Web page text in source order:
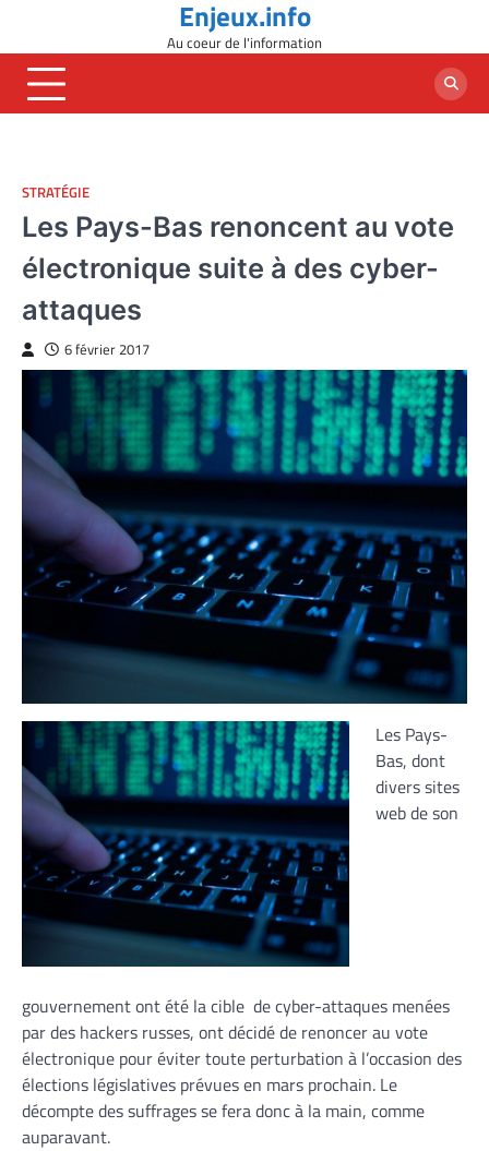
content
Enjeux.info
Au coeur de l'information
STRATÉGIE
Les Pays-Bas renoncent au vote
électronique suite à des cyber-
attaques
6 février 2017
Les Pays-
Bas, dont
divers sites
web de son
gouvernement ont été la cible de cyber-attaques menées
par des hackers russes, ont décidé de renoncer au vote
électronique pour éviter toute perturbation à l’occasion des
élections législatives prévues en mars prochain. Le
décompte des suffrages se fera donc à la main, comme
auparavant.